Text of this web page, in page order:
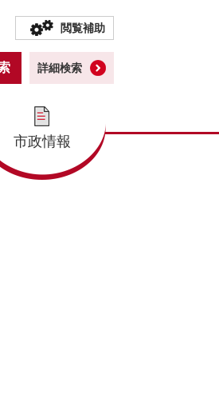
閲覧補助
市政情報
詳細検索